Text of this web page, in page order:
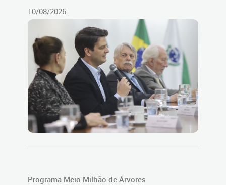
10/08/2026
Programa Meio Milhão de Árvores